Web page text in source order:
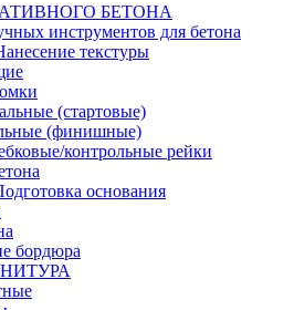
БЕТОНА
инструментов для бетона
текстуры
(стартовые)
(финишные)
контрольные рейки
основания
бордюра